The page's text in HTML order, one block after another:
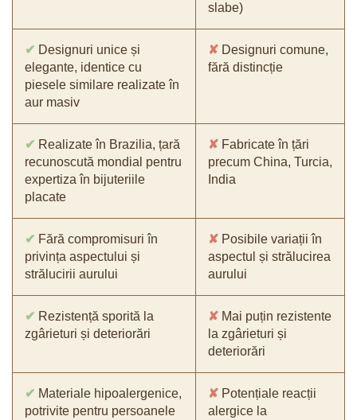
slabe)
✔ Designuri unice și
elegante, identice cu
piesele similare realizate în
aur masiv
✘ Designuri comune,
fără distincție
✔ Realizate în Brazilia, țară
recunoscută mondial pentru
expertiza în bijuteriile
placate
✘ Fabricate în țări
precum China, Turcia,
India
✔ Fără compromisuri în
privința aspectului și
strălucirii aurului
✘ Posibile variații în
aspectul și strălucirea
aurului
✔ Rezistență sporită la
zgârieturi și deteriorări
✘ Mai puțin rezistente
la zgârieturi și
deteriorări
✔ Materiale hipoalergenice,
potrivite pentru persoanele
✘ Potențiale reacții
alergice la